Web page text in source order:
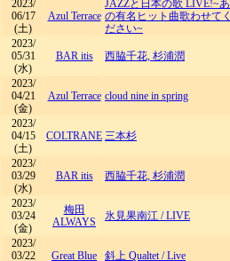
2023/
06/17
(土)
Azul Terrace
JAZZと日本の歌 LIVE!~あ
の有名ヒット曲歌わせてく
ださい~
2023/
05/31
(水)
BAR itis 西脇千花, 杉浦潤
2023/
04/21
(金)
Azul Terrace cloud nine in spring
2023/
04/15
(土)
COLTRANE 三本杉
2023/
03/29
(水)
BAR itis 西脇千花, 杉浦潤
2023/
03/24
(金)
梅田
ALWAYS
氷見果南江 /LIVE
2023/
03/22
Great Blue 斜上 Qualtet/Live